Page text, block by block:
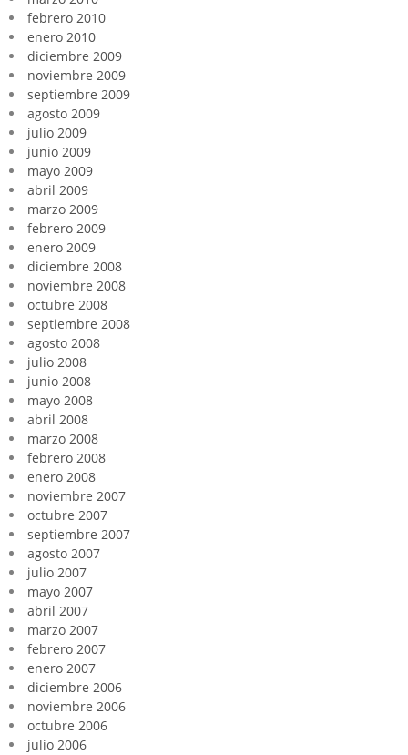
febrero 2010
enero 2010
diciembre 2009
noviembre 2009
septiembre 2009
agosto 2009
julio 2009
junio 2009
mayo 2009
abril 2009
marzo 2009
febrero 2009
enero 2009
diciembre 2008
noviembre 2008
octubre 2008
septiembre 2008
agosto 2008
julio 2008
junio 2008
mayo 2008
abril 2008
marzo 2008
febrero 2008
enero 2008
noviembre 2007
octubre 2007
septiembre 2007
agosto 2007
julio 2007
mayo 2007
abril 2007
marzo 2007
febrero 2007
enero 2007
diciembre 2006
noviembre 2006
octubre 2006
julio 2006